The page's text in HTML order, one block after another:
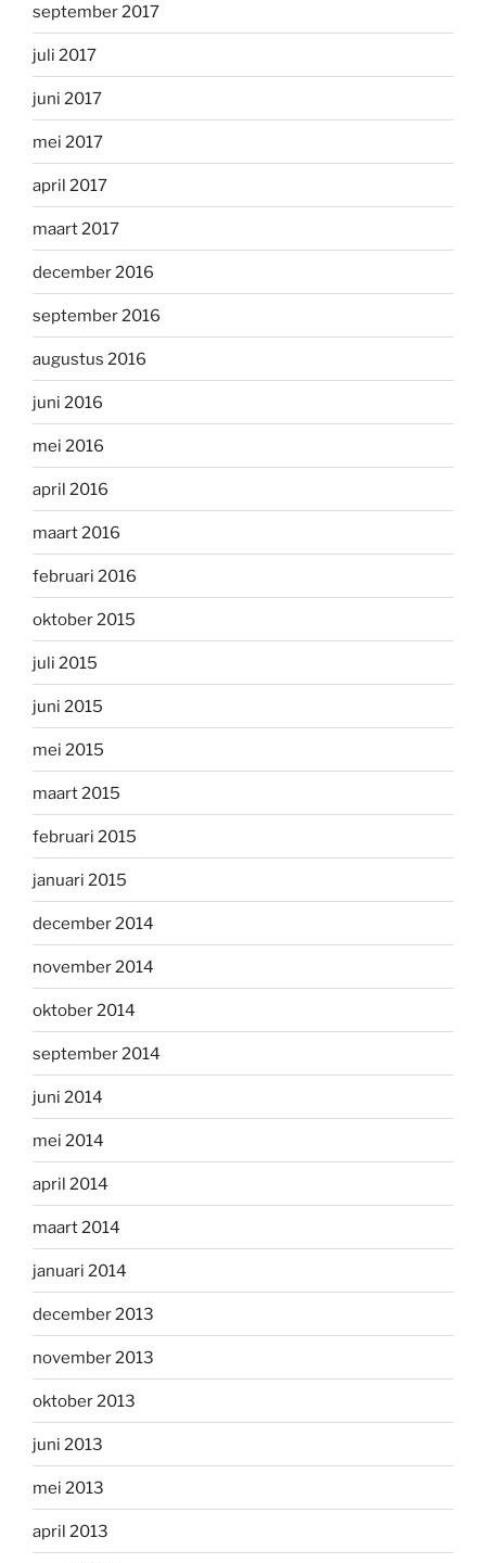
september 2017
juli 2017
juni 2017
mei 2017
april 2017
maart 2017
december 2016
september 2016
augustus 2016
juni 2016
mei 2016
april 2016
maart 2016
februari 2016
oktober 2015
juli 2015
juni 2015
mei 2015
maart 2015
februari 2015
januari 2015
december 2014
november 2014
oktober 2014
september 2014
juni 2014
mei 2014
april 2014
maart 2014
januari 2014
december 2013
november 2013
oktober 2013
juni 2013
mei 2013
april 2013